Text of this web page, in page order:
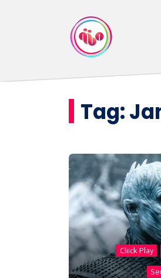
Tag:
Cliick Play